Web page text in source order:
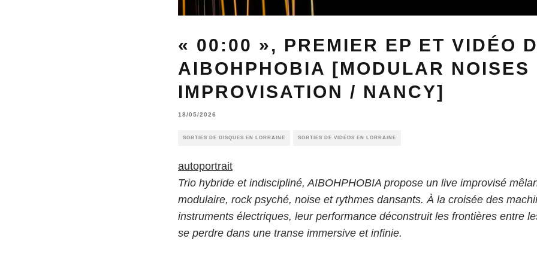
« 00:00 », PREMIER EP ET VIDÉO
AIBOHPHOBIA [MODULAR NOISES
IMPROVISATION / NANCY]
18/05/2026
SORTIES DE DISQUES EN LORRAINE SORTIES DE VIDÉOS EN LORRAINE
autoportrait
Trio hybride et indiscipliné, AIBOHPHOBIA propose un live improvisé
modulaire, rock psyché, noise et rythmes dansants. À la croisée des
instruments électriques, leur performance déconstruit les frontières entre
se perdre dans une transe immersive et infinie.